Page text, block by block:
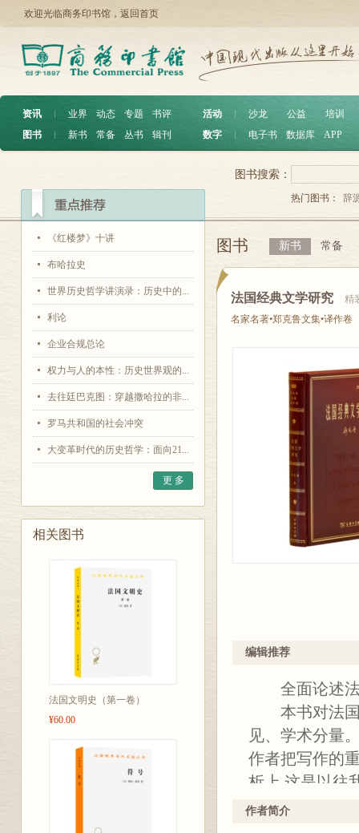
欢迎光临商务印书馆， 返回首页
资讯 ︱ 业界 动态 专题
书评
图书
︱ 新书 常备 丛书 辑刊
活动 沙龙 公益
培训
数字
电子书 数据库 APP
《红楼梦》十讲
布哈拉史
世界历史哲学讲演录：历史中的...
利论
企业合规总论
权力与人的本性：历史世界观的...
去往廷巴克图：穿越撒哈拉的非...
罗马共和国的社会冲突
大变革时代的历史哲学：面向21...
更 多
相关图书
法国文明史（第一卷）
¥60.00
图书搜索：
热门图书： 辞
图书 新书 常备
法国经典文学研究
精
名家名著•郑克鲁文集•译作卷
编辑推荐
全面论述法
本书对法
见、学术分量
作者把写作的
析上,这是以往
鲁教授做得很
作者简介